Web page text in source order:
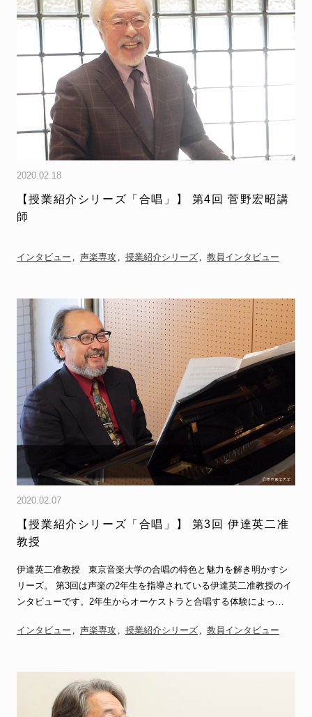
2020.02.18
【授業紹介シリーズ「合唱」】 第4回 菅野宏昭講
師
インタビュー 声楽専攻 授業紹介シリーズ 教員インタビュー
2020.02.07
【授業紹介シリーズ「合唱」】 第3回 伊達英二准
教授
伊達英二准教授 東京音楽大学の合唱の特色と魅力を解き明かすシ
リーズ。 第3回は声楽の2年生を指導されている伊達英二准教授のイ
ンタビューです。2年生からオーケストラと合唱する体験によっ…
インタビュー 声楽専攻 授業紹介シリーズ 教員インタビュー